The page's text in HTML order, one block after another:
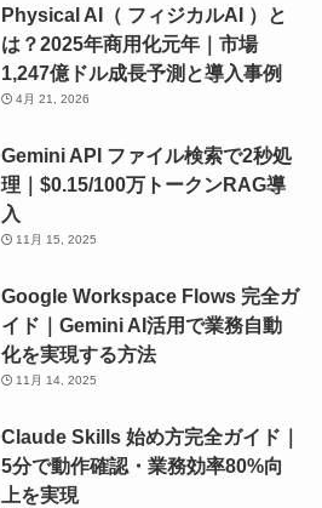
Physical AI（ フィジカルAI ）と
は？2025年商用化元年｜市場
1,247億ドル成長予測と導入事例
4月 21, 2026
Gemini API ファイル検索で2秒処
理｜$0.15/100万トークンRAG導
入
11月 15, 2025
Google Workspace Flows 完全ガ
イド｜Gemini AI活用で業務自動
化を実現する方法
11月 14, 2025
Claude Skills 始め方完全ガイド｜
5分で動作確認・業務効率80%向
上を実現